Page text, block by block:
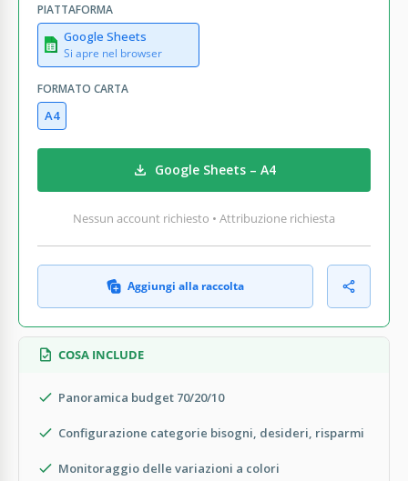
PIATTAFORMA
Google Sheets
Si apre nel browser
FORMATO CARTA
A4
Google Sheets – A4
Nessun account richiesto • Attribuzione richiesta
Aggiungi alla raccolta
COSA INCLUDE
Panoramica budget 70/20/10
Configurazione categorie bisogni, desideri, risparmi
Monitoraggio delle variazioni a colori